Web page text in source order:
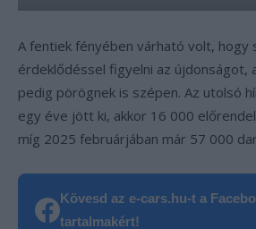
A fentiek fényében várható volt, hogy
érdeklődéssel figyelni az újdonságot,
pedig pörögnek is szépen. Az utolsó
egy éve jött ki, akkor 16 000
míg 2025 februárjában már 57 000
Kövesd az e-cars.hu-t a
tartalmakért!